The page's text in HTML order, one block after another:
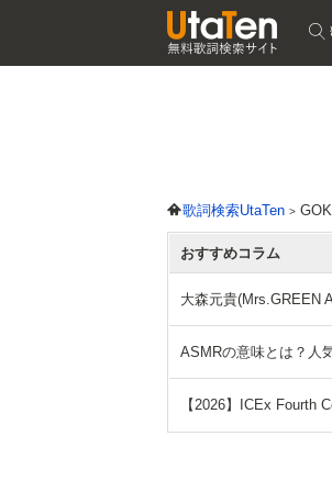
歌詞検索UtaTen
おすすめコラム
大森元貴(Mrs.GREEN
ASMRの意味とは？人
【2026】ICEx Fourth